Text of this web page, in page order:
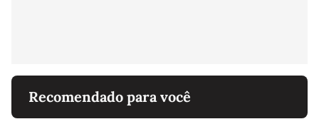
Recomendado para você